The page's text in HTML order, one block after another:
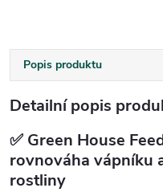
Popis produktu
Detailní popis
✅ Green House
rovnováha vápníku
rostliny